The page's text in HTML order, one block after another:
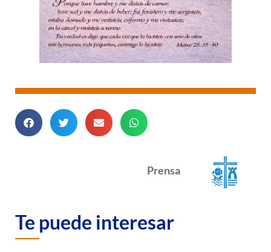
Prensa
Te puede interesar